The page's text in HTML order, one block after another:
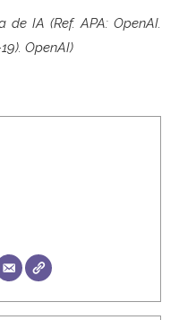
IA (Ref. APA: OpenAI.
OpenAI)